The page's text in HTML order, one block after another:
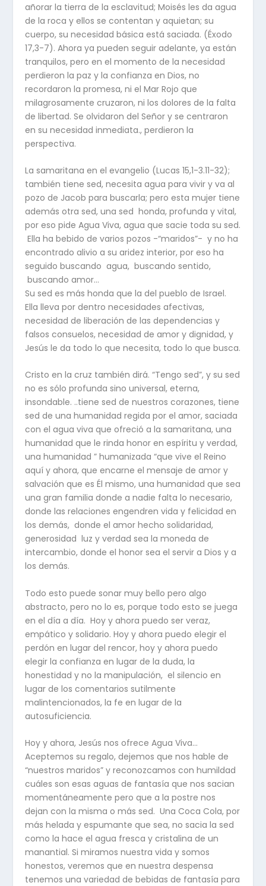
añorar la tierra de la esclavitud; Moisés les da agua
de la roca y ellos se contentan y aquietan; su
cuerpo, su necesidad básica está saciada. (Éxodo
17,3-7). Ahora ya pueden seguir adelante, ya están
tranquilos, pero en el momento de la necesidad
perdieron la paz y la confianza en Dios, no
recordaron la promesa, ni el Mar Rojo que
milagrosamente cruzaron, ni los dolores de la falta
de libertad. Se olvidaron del Señor y se centraron
en su necesidad inmediata., perdieron la
perspectiva.
La samaritana en el evangelio (Lucas 15,1-3.11-32);
también tiene sed, necesita agua para vivir y va al
pozo de Jacob para buscarla; pero esta mujer tiene
además otra sed, una sed honda, profunda y vital,
por eso pide Agua Viva, agua que sacie toda su sed.
Ella ha bebido de varios pozos -“maridos”- y no ha
encontrado alivio a su aridez interior, por eso ha
seguido buscando agua, buscando sentido,
buscando amor…
Su sed es más honda que la del pueblo de Israel.
Ella lleva por dentro necesidades afectivas,
necesidad de liberación de las dependencias y
falsos consuelos, necesidad de amor y dignidad, y
Jesús le da todo lo que necesita, todo lo que busca.
Cristo en la cruz también dirá. “Tengo sed”, y su sed
no es sólo profunda sino universal, eterna,
insondable. ..tiene sed de nuestros corazones, tiene
sed de una humanidad regida por el amor, saciada
con el agua viva que ofreció a la samaritana, una
humanidad que le rinda honor en espíritu y verdad,
una humanidad ” humanizada “que vive el Reino
aquí y ahora, que encarne el mensaje de amor y
salvación que es Él mismo, una humanidad que sea
una gran familia donde a nadie falta lo necesario,
donde las relaciones engendren vida y felicidad en
los demás, donde el amor hecho solidaridad,
generosidad luz y verdad sea la moneda de
intercambio, donde el honor sea el servir a Dios y a
los demás.
Todo esto puede sonar muy bello pero algo
abstracto, pero no lo es, porque todo esto se juega
en el día a día. Hoy y ahora puedo ser veraz,
empático y solidario. Hoy y ahora puedo elegir el
perdón en lugar del rencor, hoy y ahora puedo
elegir la confianza en lugar de la duda, la
honestidad y no la manipulación, el silencio en
lugar de los comentarios sutilmente
malintencionados, la fe en lugar de la
autosuficiencia.
Hoy y ahora, Jesús nos ofrece Agua Viva…
Aceptemos su regalo, dejemos que nos hable de
“nuestros maridos” y reconozcamos con humildad
cuáles son esas aguas de fantasía que nos sacian
momentáneamente pero que a la postre nos
dejan con la misma o más sed. Una Coca Cola, por
más helada y espumante que sea, no sacia la sed
como la hace el agua fresca y cristalina de un
manantial. Si miramos nuestra vida y somos
honestos, veremos que en nuestra despensa
tenemos una variedad de bebidas de fantasía para